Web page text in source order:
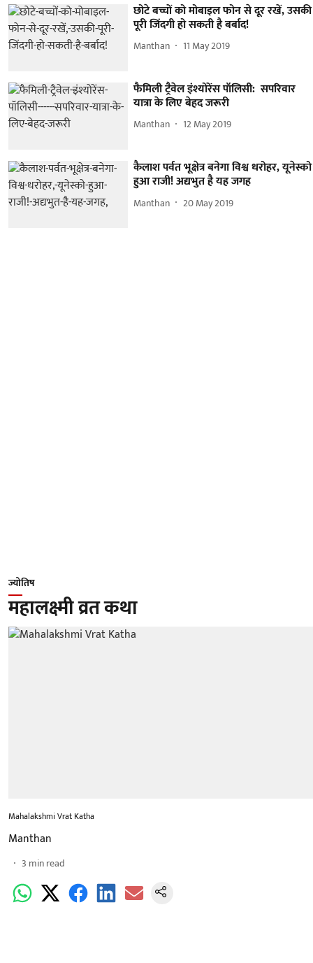
छोटे बच्चों को मोबाइल फोन से दूर रखें, उसकी
पूरी जिंदगी हो सकती है बर्बाद!
Manthan 11 May 2019
फैमिली ट्रैवेल इंश्योरेंस पॉलिसी: सपरिवार
यात्रा के लिए बेहद जरूरी
Manthan 12 May 2019
कैलाश पर्वत भूक्षेत्र बनेगा विश्व धरोहर, यूनेस्को
हुआ राजी! अद्यभुत है यह जगह
Manthan 20 May 2019
ज्योतिष
महालक्ष्मी व्रत कथा
Mahalakshmi Vrat Katha
Manthan
3 min read